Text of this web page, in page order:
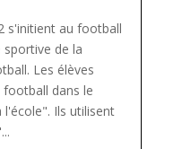
s'initient au football
sportive de la
Les élèves
dans le
Ils utilisent